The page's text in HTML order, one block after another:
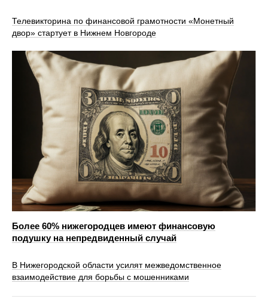
Телевикторина по финансовой грамотности «Монетный
двор» стартует в Нижнем Новгороде
Более 60% нижегородцев имеют финансовую
подушку на непредвиденный случай
В Нижегородской области усилят межведомственное
взаимодействие для борьбы с мошенниками